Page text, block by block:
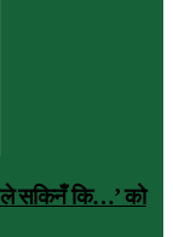
सकिनँ कि…’ को